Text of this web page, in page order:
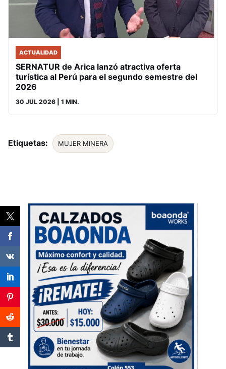
ACTUALIDAD
SERNATUR de Arica lanzó atractiva oferta
turística al Perú para el segundo semestre del
2026
30 JUL 2026 | 1 MIN.
Etiquetas: MUJER MINERA